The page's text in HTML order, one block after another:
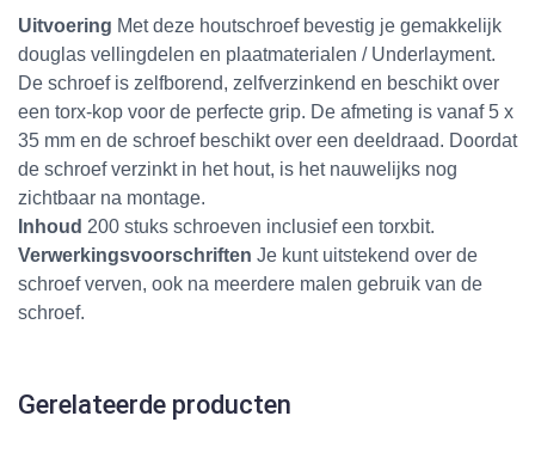
Uitvoering Met deze houtschroef bevestig je gemakkelijk
douglas vellingdelen en plaatmaterialen / Underlayment.
De schroef is zelfborend, zelfverzinkend en beschikt over
een torx-kop voor de perfecte grip. De afmeting is vanaf 5 x
35 mm en de schroef beschikt over een deeldraad. Doordat
de schroef verzinkt in het hout, is het nauwelijks nog
zichtbaar na montage.
Inhoud 200 stuks schroeven inclusief een torxbit.
Verwerkingsvoorschriften Je kunt uitstekend over de
schroef verven, ook na meerdere malen gebruik van de
schroef.
Gerelateerde producten